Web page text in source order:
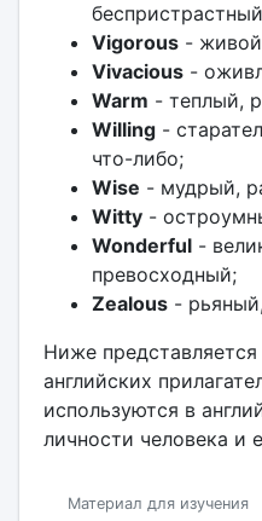
Vigorous-
Vivacious-
Warm - теплый,
Willing-
что-либо;
Wise - мудрый,
Witty-
Wonderful-
превосходный;
Zealous-
Ниже представляется
английских
используются в
личности человека и
Материал для изучения